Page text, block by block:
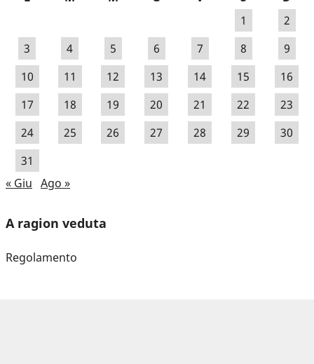
1
2
3
4 5 6 7 8
9
10
11 12 13 14 15
16
17
18 19 20 21 22
23
24
25 26 27 28 29
30
31
« Giu Ago »
A ragion veduta
Regolamento